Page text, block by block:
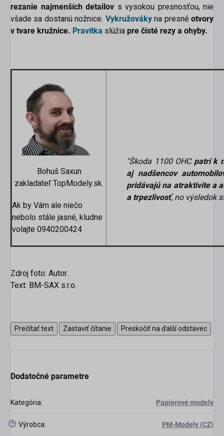
rezanie najmenších detailov s vysokou presnosťou, nie
všade sa dostanú nožnice. Vykružováky na presnéotvory
v tvare kružnice. Pravítka slúžia pre čisté rezy a ohyby.
Bohuš Saxun
zakladateľ TopModely.sk.
Ak by Vám ale niečo
nebolo stále jasné, kludne
volajte 0940200424
"Škoda 1100 OHC patrí k
aj nadšencov
pridávajú na atraktivite a
a trpezlivosť, no výsledok
Zdroj foto: Autor.
Text: BM-SAX s.r.o.
Prečítať text Zastaviť čítanie Preskočiť na ďalší odstavec
Dodatočné parametre
Kategória: Papierové modely
? Výrobca: PM-Modely (CZ)